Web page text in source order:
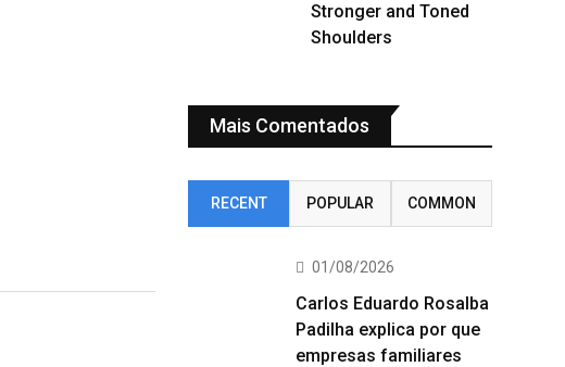
Stronger and Toned
Shoulders
Mais Comentados
RECENT POPULAR COMMON
01/08/2026
Carlos Eduardo Rosalba
Padilha explica por que
empresas familiares